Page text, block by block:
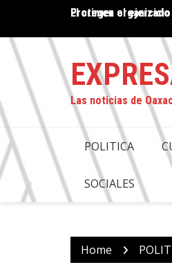
content
El crimen
PROPUESTA DE
Las noticias de
POLITICA
SOCIALES
Home